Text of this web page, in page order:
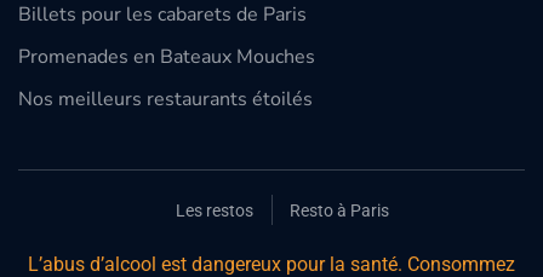
Billets pour les cabarets de Paris
Promenades en Bateaux Mouches
Nos meilleurs restaurants étoilés
Les restos Resto à Paris
L’abus d’alcool est dangereux pour la santé. Consommez